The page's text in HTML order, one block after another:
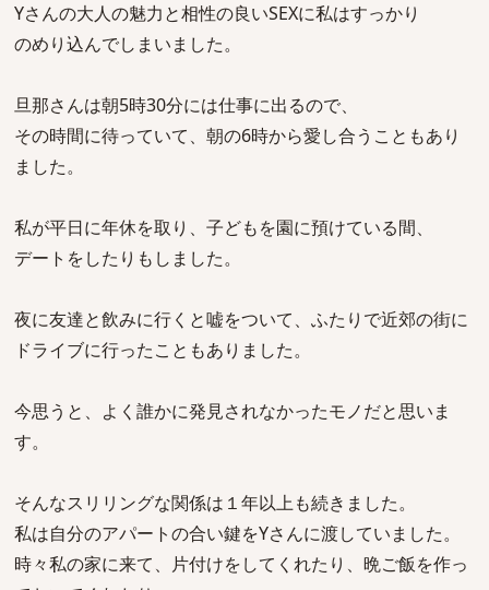
Yさんの大人の魅力と相性の良いSEXに私はすっかり
のめり込んでしまいました。
旦那さんは朝5時30分には仕事に出るので、
その時間に待っていて、朝の6時から愛し合うこともあり
ました。
私が平日に年休を取り、子どもを園に預けている間、
デートをしたりもしました。
夜に友達と飲みに行くと嘘をついて、ふたりで近郊の街に
ドライブに行ったこともありました。
今思うと、よく誰かに発見されなかったモノだと思いま
す。
そんなスリリングな関係は１年以上も続きました。
私は自分のアパートの合い鍵をYさんに渡していました。
時々私の家に来て、片付けをしてくれたり、晩ご飯を作っ